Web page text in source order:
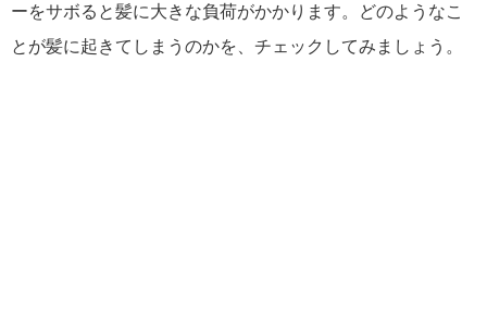
ーをサボると髪に大きな負荷がかかります。どのようなこ
とが髪に起きてしまうのかを、チェックしてみましょう。